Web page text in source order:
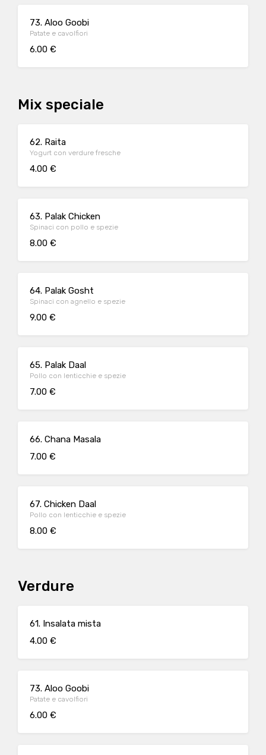
73. Aloo Goobi
Patate e cavolfiori
6.00 €
Mix speciale
62. Raita
Yogurt con verdure fresche
4.00 €
63. Palak Chicken
Spinaci con pollo e spezie
8.00 €
64. Palak Gosht
Spinaci con agnello e spezie
9.00 €
65. Palak Daal
Pollo con lenticchie e spezie
7.00 €
66. Chana Masala
7.00 €
67. Chicken Daal
Pollo con lenticchie e spezie
8.00 €
Verdure
61. Insalata mista
4.00 €
73. Aloo Goobi
Patate e cavolfiori
6.00 €